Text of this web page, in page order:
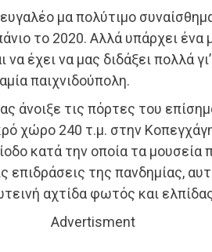
μα πολύτιμο
το 2020. Αλλά υπάρχει ένα
έχει να μας διδάξει πολλά γι’
παιχνιδούπολη.
άνοιξε τις πόρτες του
χώρο 240 τ.μ. στην
κατά την οποία τα μουσεία
επιδράσεις της πανδημίας,
αχτίδα φωτός και
Advertisment